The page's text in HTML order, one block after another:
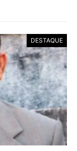
DESTAQUE